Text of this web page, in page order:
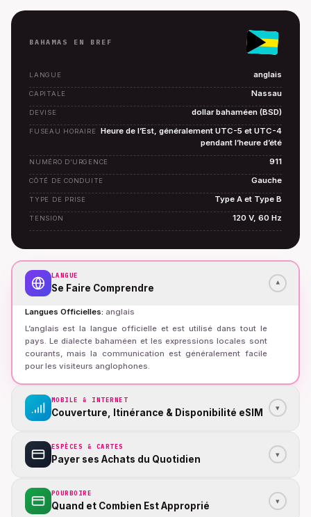
BAHAMAS EN BREF
LANGUE anglais
CAPITALE Nassau
DEVISE dollar bahaméen (BSD)
FUSEAU HORAIRE
Heure de l’Est, généralement UTC-5 et UTC-4
pendant l’heure d’été
NUMÉRO D’URGENCE 911
CÔTÉ DE CONDUITE Gauche
TYPE DE PRISE Type A et Type B
TENSION 120 V, 60 Hz
LANGUE
Se Faire Comprendre ▾
Langues Officielles: anglais
L’anglais est la langue officielle et est utilisé dans tout le
pays. Le dialecte bahaméen et les expressions locales sont
courants, mais la communication est généralement facile
pour les visiteurs anglophones.
MOBILE & INTERNET
Couverture, Itinérance & Disponibilité eSIM ▾
ESPÈCES & CARTES
Payer ses Achats du Quotidien ▾
POURBOIRE
Quand et Combien Est Approprié ▾